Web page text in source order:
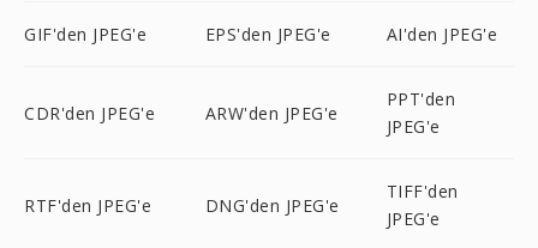
GIF'den JPEG'e EPS'den JPEG'e AI'den JPEG'e
CDR'den JPEG'e ARW'den JPEG'e
PPT'den
JPEG'e
RTF'den JPEG'e DNG'den JPEG'e
TIFF'den
JPEG'e